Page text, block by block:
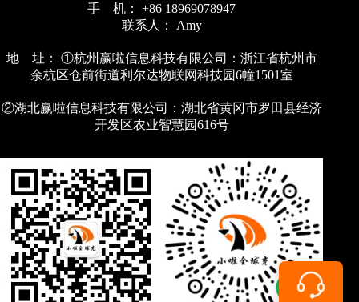
手 机： +86 18969078947
联系人： Amy
地 址： ①杭州赢啦信息科技有限公司：浙江省杭州市
余杭区仓前街道利尔达物联网科技园6幢1501室
②湖北赢啦信息科技有限公司：湖北省黄冈市罗田县经济
开发区农业智慧园616号